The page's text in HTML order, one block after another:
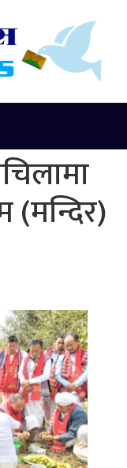
(मन्दिर)